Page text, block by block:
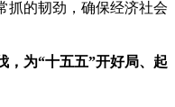
抓的韧劲，确保经济社会
为“十五五”开好局、起